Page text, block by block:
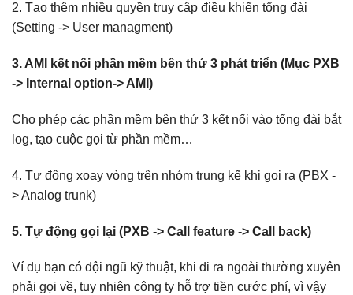
2. Tạo thêm nhiều quyền truy cập điều khiển tổng đài
(Setting -> User managment)
3. AMI kết nối phần mềm bên thứ 3 phát triển (Mục PXB
-> Internal option-> AMI)
Cho phép các phần mềm bên thứ 3 kết nối vào tổng đài bắt
log, tạo cuộc gọi từ phần mềm…
4. Tự động xoay vòng trên nhóm trung kế khi gọi ra (PBX -
> Analog trunk)
5. Tự động gọi lại (PXB -> Call feature -> Call back)
Ví dụ bạn có đội ngũ kỹ thuật, khi đi ra ngoài thường xuyên
phải gọi về, tuy nhiên công ty hỗ trợ tiền cước phí, vì vậy